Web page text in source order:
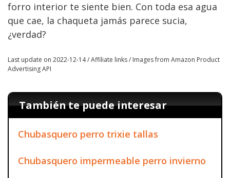
forro interior te siente bien. Con toda esa agua
que cae, la chaqueta jamás parece sucia,
¿verdad?
Last update on 2022-12-14 / Affiliate links / Images from Amazon Product
Advertising API
También te puede interesar
Chubasquero perro trixie tallas
Chubasquero impermeable perro invierno